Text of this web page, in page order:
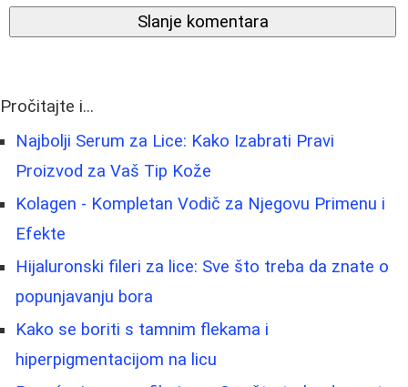
Slanje komentara
Pročitajte i...
Najbolji Serum za Lice: Kako Izabrati Pravi
Proizvod za Vaš Tip Kože
Kolagen - Kompletan Vodič za Njegovu Primenu i
Efekte
Hijaluronski fileri za lice: Sve što treba da znate o
popunjavanju bora
Kako se boriti s tamnim flekama i
hiperpigmentacijom na licu